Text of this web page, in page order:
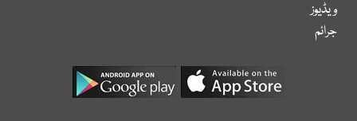
ویڈیوز
جرائم